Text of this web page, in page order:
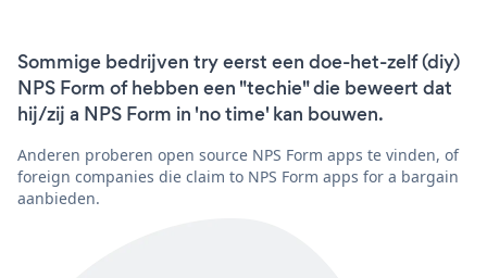
Sommige bedrijven try eerst een doe-het-zelf (diy)
NPS Form of hebben een "techie" die beweert dat
hij/zij a NPS Form in 'no time' kan bouwen.
Anderen proberen open source NPS Form apps te vinden, of
foreign companies die claim to NPS Form apps for a bargain
aanbieden.